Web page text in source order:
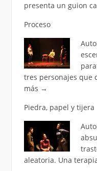
presenta un guion
Proceso
tres personajes que
más →
Piedra, papel y tijera
aleatoria. Una